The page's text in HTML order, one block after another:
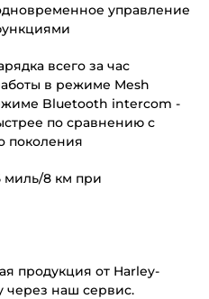
управление
всего за час
в режиме Mesh
Bluetooth intercom -
по сравнению с
поколения
миль/8 км при
продукция от Harley-
через наш сервис.